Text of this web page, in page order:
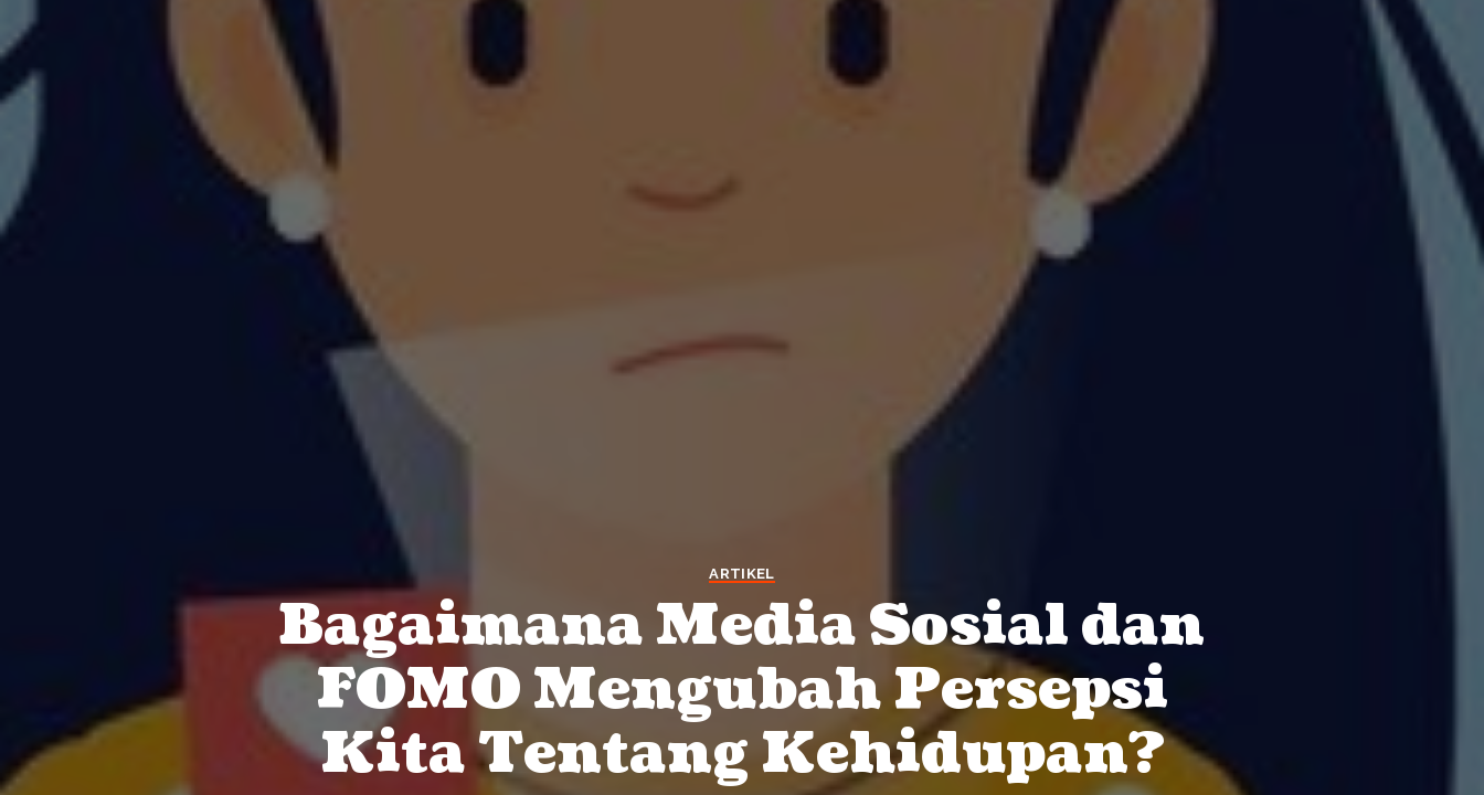
ARTIKEL
Bagaimana Media Sosial dan
FOMO Mengubah Persepsi
Kita Tentang Kehidupan?